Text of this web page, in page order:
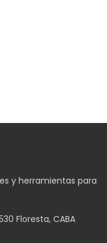
y herramientas para
Floresta, CABA